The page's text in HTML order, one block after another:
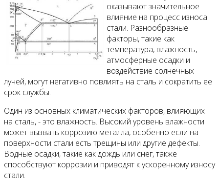
оказывают значительное
влияние на процесс износа
стали. Разнообразные
факторы, такие как
температура, влажность,
атмосферные осадки и
воздействие солнечных
лучей, могут негативно повлиять на сталь и сократить ее
срок службы.
Один из основных климатических факторов, влияющих
на сталь, - это влажность. Высокий уровень влажности
может вызвать коррозию металла, особенно если на
поверхности стали есть трещины или другие дефекты.
Водные осадки, такие как дождь или снег, также
способствуют коррозии и приводят к ускоренному износу
стали.